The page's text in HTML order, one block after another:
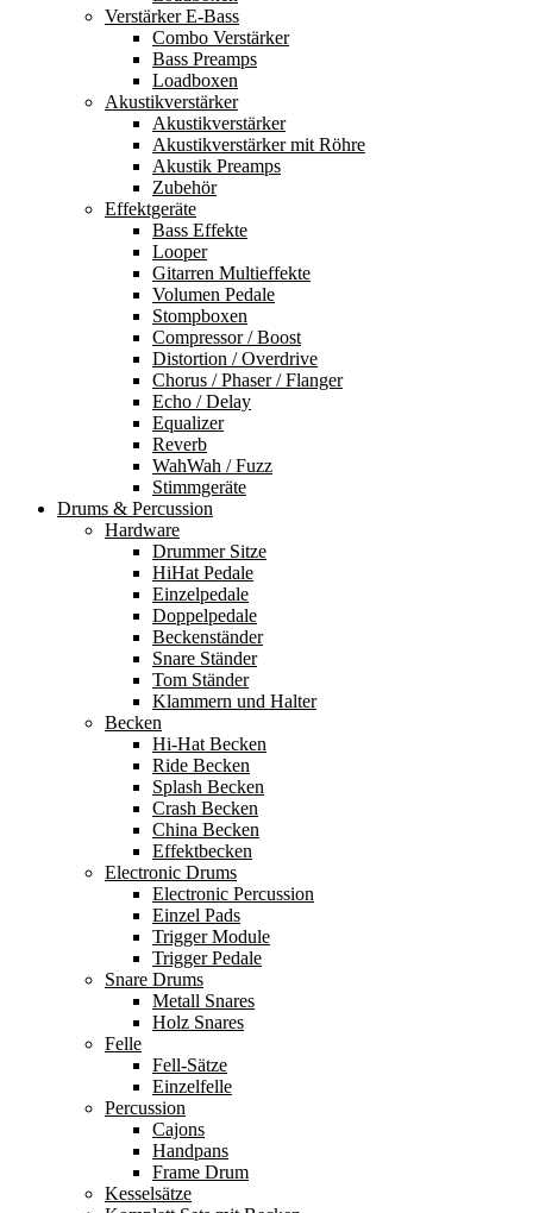
Verstärker E-Bass
Combo Verstärker
Bass Preamps
Loadboxen
Akustikverstärker
Akustikverstärker
Akustikverstärker mit Röhre
Akustik Preamps
Zubehör
Effektgeräte
Bass Effekte
Looper
Gitarren Multieffekte
Volumen Pedale
Stompboxen
Compressor / Boost
Distortion / Overdrive
Chorus / Phaser / Flanger
Echo / Delay
Equalizer
Reverb
WahWah / Fuzz
Stimmgeräte
Drums & Percussion
Hardware
Drummer Sitze
HiHat Pedale
Einzelpedale
Doppelpedale
Beckenständer
Snare Ständer
Tom Ständer
Klammern und Halter
Becken
Hi-Hat Becken
Ride Becken
Splash Becken
Crash Becken
China Becken
Effektbecken
Electronic Drums
Electronic Percussion
Einzel Pads
Trigger Module
Trigger Pedale
Snare Drums
Metall Snares
Holz Snares
Felle
Fell-Sätze
Einzelfelle
Percussion
Cajons
Handpans
Frame Drum
Kesselsätze